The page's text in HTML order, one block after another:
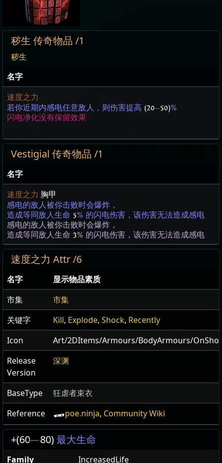
秽生 传奇物品 /1
秽生
名字
速度之力
若你近期内感电任意敌人，则伤害提高 (20—50)%
闪电净化没有保留效果
Vestigial 传奇物品 /1
名字
速度之力 胸甲
感电的敌人被你击败时会爆炸，
造成等同敌人生命 5% 的闪电伤害，该伤害无法造成感电
感电的敌人被你击败时会爆炸，
造成等同敌人生命 3% 的闪电伤害，该伤害无法造成感电
速度之力 Attr /6
名字
显示物品素质
市集
市集
关键字
Kill, Explode, Shock, Recently
Icon
Art/2DItems/Armours/BodyArmours/
Release
Version
深渊
BaseType
狂虐者束衣
Reference
poe.ninja, Community Wiki
+(60—80)最大生命
Family IncreasedLife